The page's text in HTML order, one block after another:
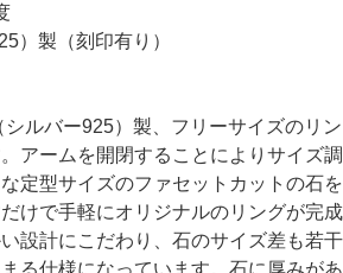
）製（刻印有り）
ルバー925）製、フリーサイズのリン
アームを開閉することによりサイズ調
定型サイズのファセットカットの石を
けで手軽にオリジナルのリングが完成
設計にこだわり、石のサイズ差も若干
る仕様になっています。石に厚みがあ